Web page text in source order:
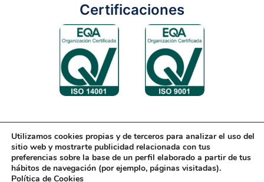
Certificaciones
Aviso Legal Condiciones Generales
Diseño Web
Política de Cookies
Política de Gestión
Utilizamos cookies propias y de terceros para analizar el uso del
sitio web y mostrarte publicidad relacionada con tus
preferencias sobre la base de un perfil elaborado a partir de tus
hábitos de navegación (por ejemplo, páginas visitadas).
Política de Cookies